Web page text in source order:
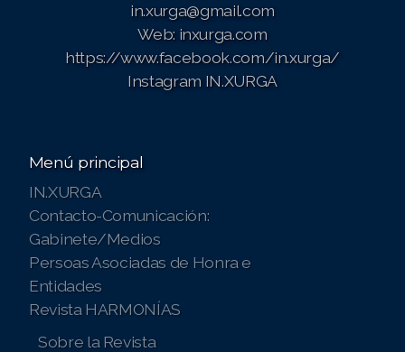
in.xurga@gmail.com
Web: inxurga.com
https://www.facebook.com/in.xurga/
Instagram IN.XURGA
Menú principal
IN.XURGA
Contacto-Comunicación:
Gabinete/Medios
Persoas Asociadas de Honra e
Entidades
Revista HARMONÍAS
Sobre la Revista